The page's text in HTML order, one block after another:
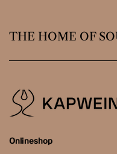
THE HOME OF
Onlineshop